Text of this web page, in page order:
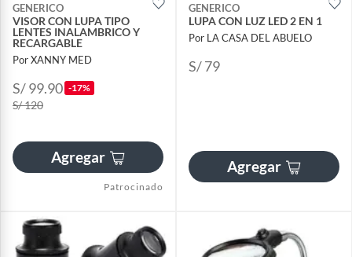
GENERICO
VISOR CON LUPA TIPO
LENTES INALAMBRICO Y
RECARGABLE
Por XANNY MED
S/ 99.90 -17%
S/ 120
Agregar
Patrocinado
GENERICO
LUPA CON LUZ LED 2 EN 1
Por LA CASA DEL ABUELO
S/ 79
Agregar